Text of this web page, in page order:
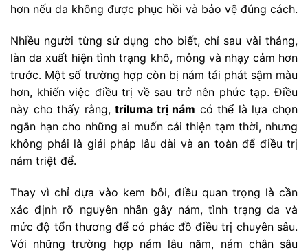
hơn nếu da không được phục hồi và bảo vệ đúng cách.
Nhiều người từng sử dụng cho biết, chỉ sau vài tháng,
làn da xuất hiện tình trạng khô, mỏng và nhạy cảm hơn
trước. Một số trường hợp còn bị nám tái phát sậm màu
hơn, khiến việc điều trị về sau trở nên phức tạp. Điều
này cho thấy rằng,triluma trị nám có thể là lựa chọn
ngắn hạn cho những ai muốn cải thiện tạm thời, nhưng
không phải là giải pháp lâu dài và an toàn để điều trị
nám triệt để.
Thay vì chỉ dựa vào kem bôi, điều quan trọng là cần
xác định rõ nguyên nhân gây nám, tình trạng da và
mức độ tổn thương để có phác đồ điều trị chuyên sâu.
Với những trường hợp nám lâu năm, nám chân sâu